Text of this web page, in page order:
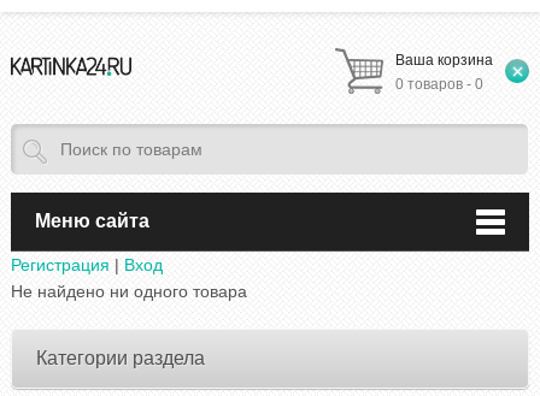
Ваша корзина
0 товаров - 0
Меню сайта
Регистрация | Вход
Не найдено ни одного товара
Категории раздела